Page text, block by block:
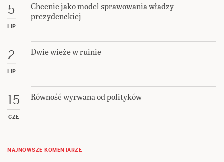
5
LIP
Chcenie jako model sprawowania władzy
prezydenckiej
2
LIP
Dwie wieże w ruinie
15
CZE
Równość wyrwana od polityków
NAJNOWSZE KOMENTARZE